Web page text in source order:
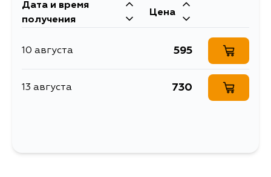
Дата и время
получения
Цена
10 августа 595
13 августа 730